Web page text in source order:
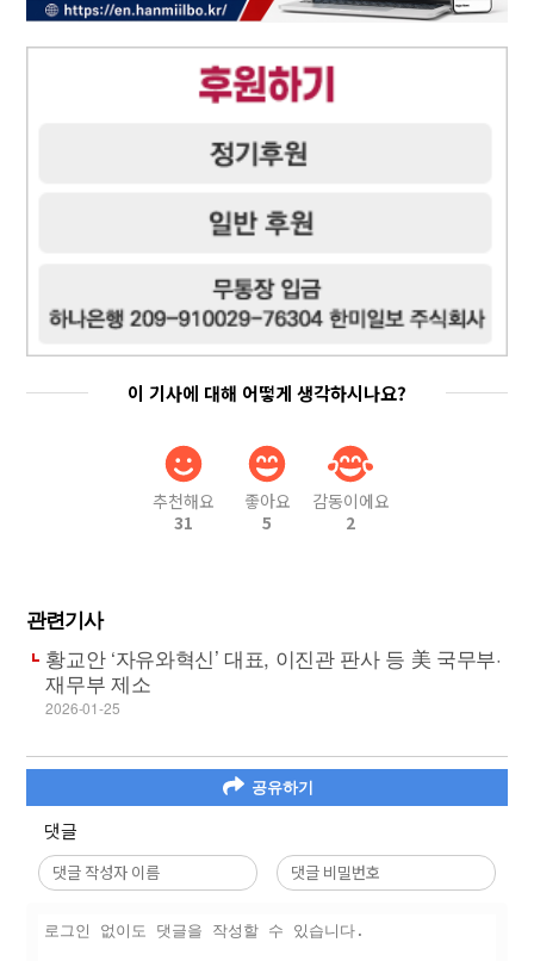
이 기사에 대해 어떻게 생각하시나요?
추천해요
31
좋아요
5
감동이에요
2
관련기사
황교안 ‘자유와혁신’ 대표, 이진관 판사 등 美 국무부·
재무부 제소
2026-01-25
공유하기
댓글